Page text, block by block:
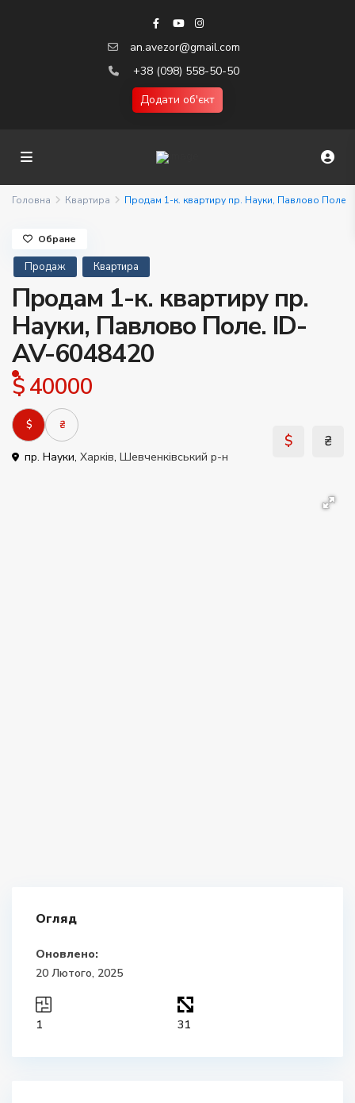
an.avezor@gmail.com
+38 (098) 558-50-50
Додати об'єкт
Головна Квартира Продам 1-к. квартиру пр. Науки, Павлово Поле
Продаж Квартира
Продам 1-к. квартиру пр.
Науки, Павлово Поле. ID-
AV-6048420
$ 40000
$ ₴
пр. Науки, Харків, Шевченківський р-н
Обране
Огляд
Оновлено:
20 Лютого, 2025
1 31
$ ₴